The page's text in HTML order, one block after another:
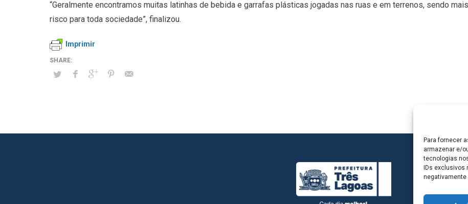
Para fornecer
armazenar e/
tecnologias
IDs
“Geralmente encontramos muitas latinhas de bebida e garrafas plásticas jogadas nas ruas e em terrenos, sendo
risco para toda sociedade”, finalizou.
Imprimir